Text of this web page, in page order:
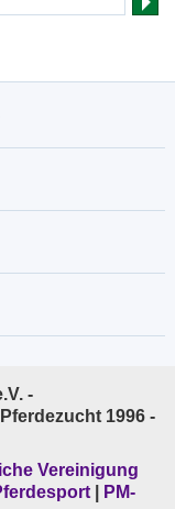
-
1996 -
Vereinigung
PM-